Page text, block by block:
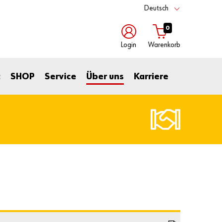
Deutsch
Login
Benutzername
Kundennummer
Kundennummer
0
Warenkorb
SHOP Service Über uns Karriere